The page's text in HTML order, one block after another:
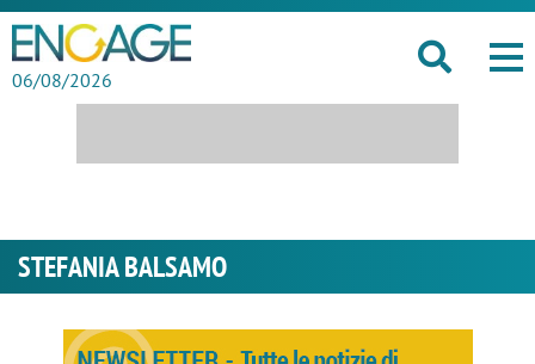
06/08/2026
STEFANIA BALSAMO